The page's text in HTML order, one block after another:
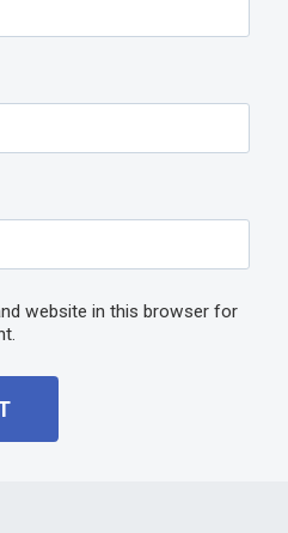
website in this browser for